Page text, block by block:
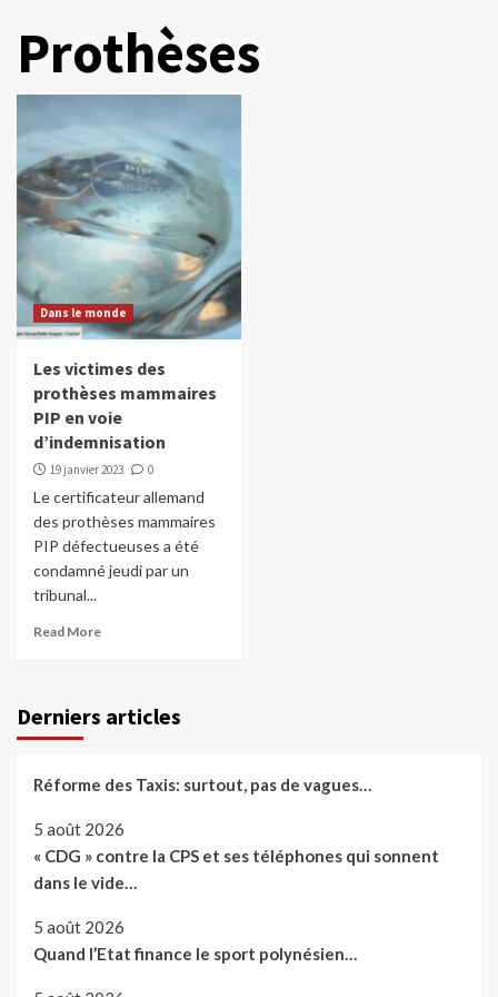
Prothèses
Dans le monde
Les victimes des
prothèses mammaires
PIP en voie
d’indemnisation
19 janvier 2023 0
Le certificateur allemand
des prothèses mammaires
PIP défectueuses a été
condamné jeudi par un
tribunal...
Read More
Derniers articles
Réforme des Taxis: surtout, pas de vagues…
5 août 2026
« CDG » contre la CPS et ses téléphones qui sonnent
dans le vide…
5 août 2026
Quand l’Etat finance le sport polynésien…